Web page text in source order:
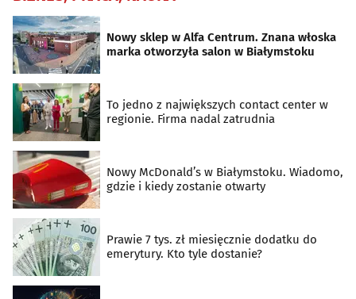
Nowy sklep w Alfa Centrum. Znana włoska
marka otworzyła salon w Białymstoku
To jedno z największych contact center w
regionie. Firma nadal zatrudnia
Nowy McDonald’s w Białymstoku. Wiadomo,
gdzie i kiedy zostanie otwarty
Prawie 7 tys. zł miesięcznie dodatku do
emerytury. Kto tyle dostanie?